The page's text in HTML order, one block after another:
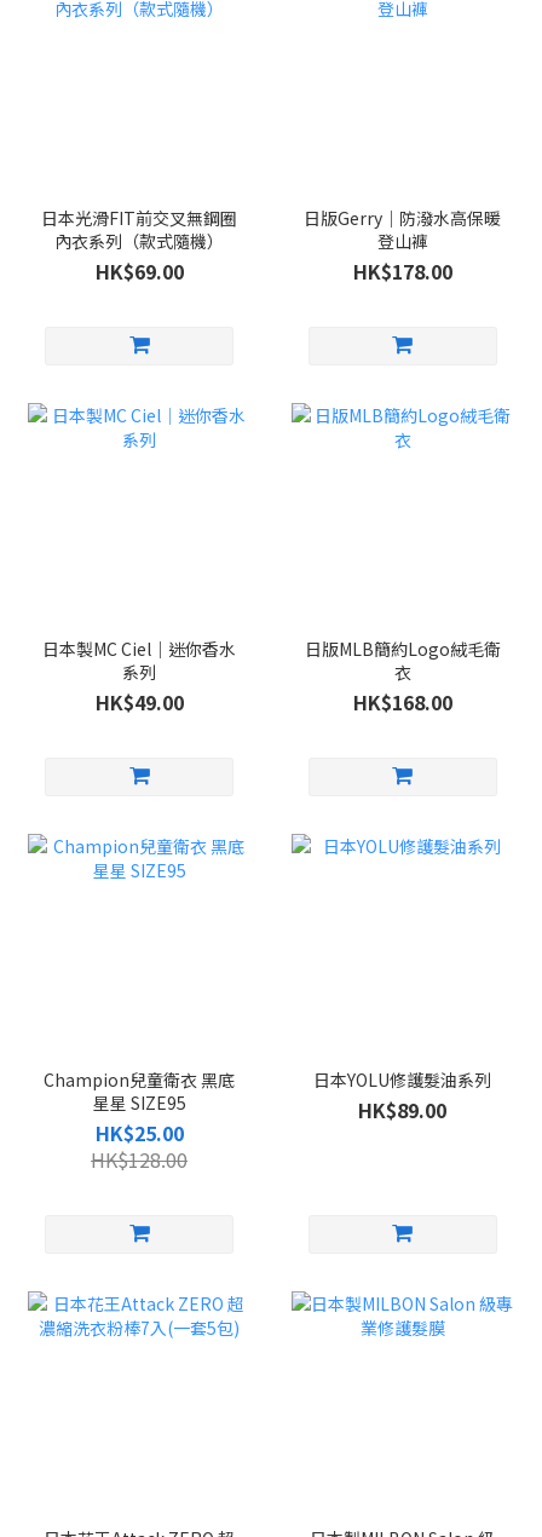
日本光滑FIT前交叉無鋼圈
內衣系列（款式隨機）
HK$69.00
日版Gerry｜防潑水高保暖
登山褲
HK$178.00
日本製MC Ciel｜迷你香水
系列
HK$49.00
日版MLB簡約Logo絨毛衛
衣
HK$168.00
Champion兒童衛衣 黑底
星星 SIZE95
HK$25.00
HK$128.00
日本YOLU修護髮油系列
HK$89.00